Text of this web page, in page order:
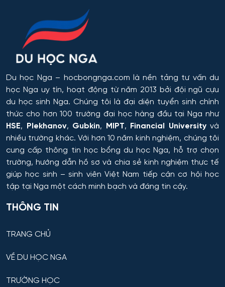
Hệ thống tên lửa và Khoa học Vũ trụ
Hệ thống tự động và điều khiển thông minh
Hệ thống và công nghệ sinh học kỹ thuật
Hệ thống và tổ hợp vô tuyến điện tử
Hệ thống điều khiển chuyển động và dẫn đường
Hệ thống điều khiển máy bay
trụ
Du học Nga – hocbongnga.com là nền tảng tư vấn du
học Nga uy tín, hoạt động từ năm 2013 bởi đội ngũ cựu
du học sinh Nga. Chúng tôi là đại diện tuyển sinh chính
thức cho hơn 100 trường đại học hàng đầu tại Nga như
HSE, Plekhanov, Gubkin, MIPT, Financial Universityvà
nhiều trường khác. Với hơn 10 năm kinh nghiệm, chúng tôi
cung cấp thông tin học bổng du học Nga, hỗ trợ chọn
trường, hướng dẫn hồ sơ và chia sẻ kinh nghiệm thực tế
giúp học sinh – sinh viên Việt Nam tiếp cận cơ hội học
tập tại Nga một cách minh bạch và đáng tin cậy.
THÔNG TIN
TRANG CHỦ
VỀ DU HỌC NGA
TRƯỜNG HỌC